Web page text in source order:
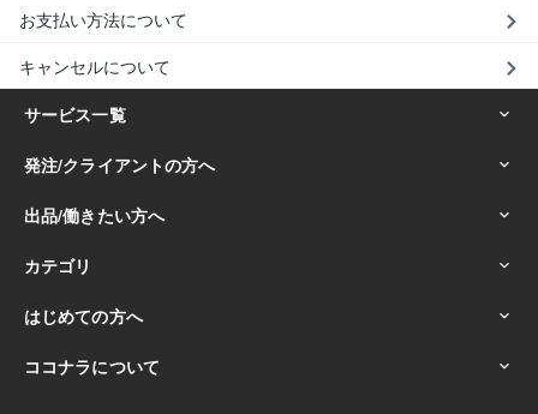
お支払い方法について
キャンセルについて